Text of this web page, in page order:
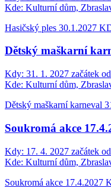
Kde: Kulturní dům,
Hasičský ples 30.1.2027
Dětský maškarní
Kdy: 31. 1. 2027 začátek
Kde: Kulturní dům,
Dětský maškarní karneval
Soukromá akce
Kdy: 17. 4. 2027 začátek
Kde: Kulturní dům,
Soukromá akce 17.4.2027